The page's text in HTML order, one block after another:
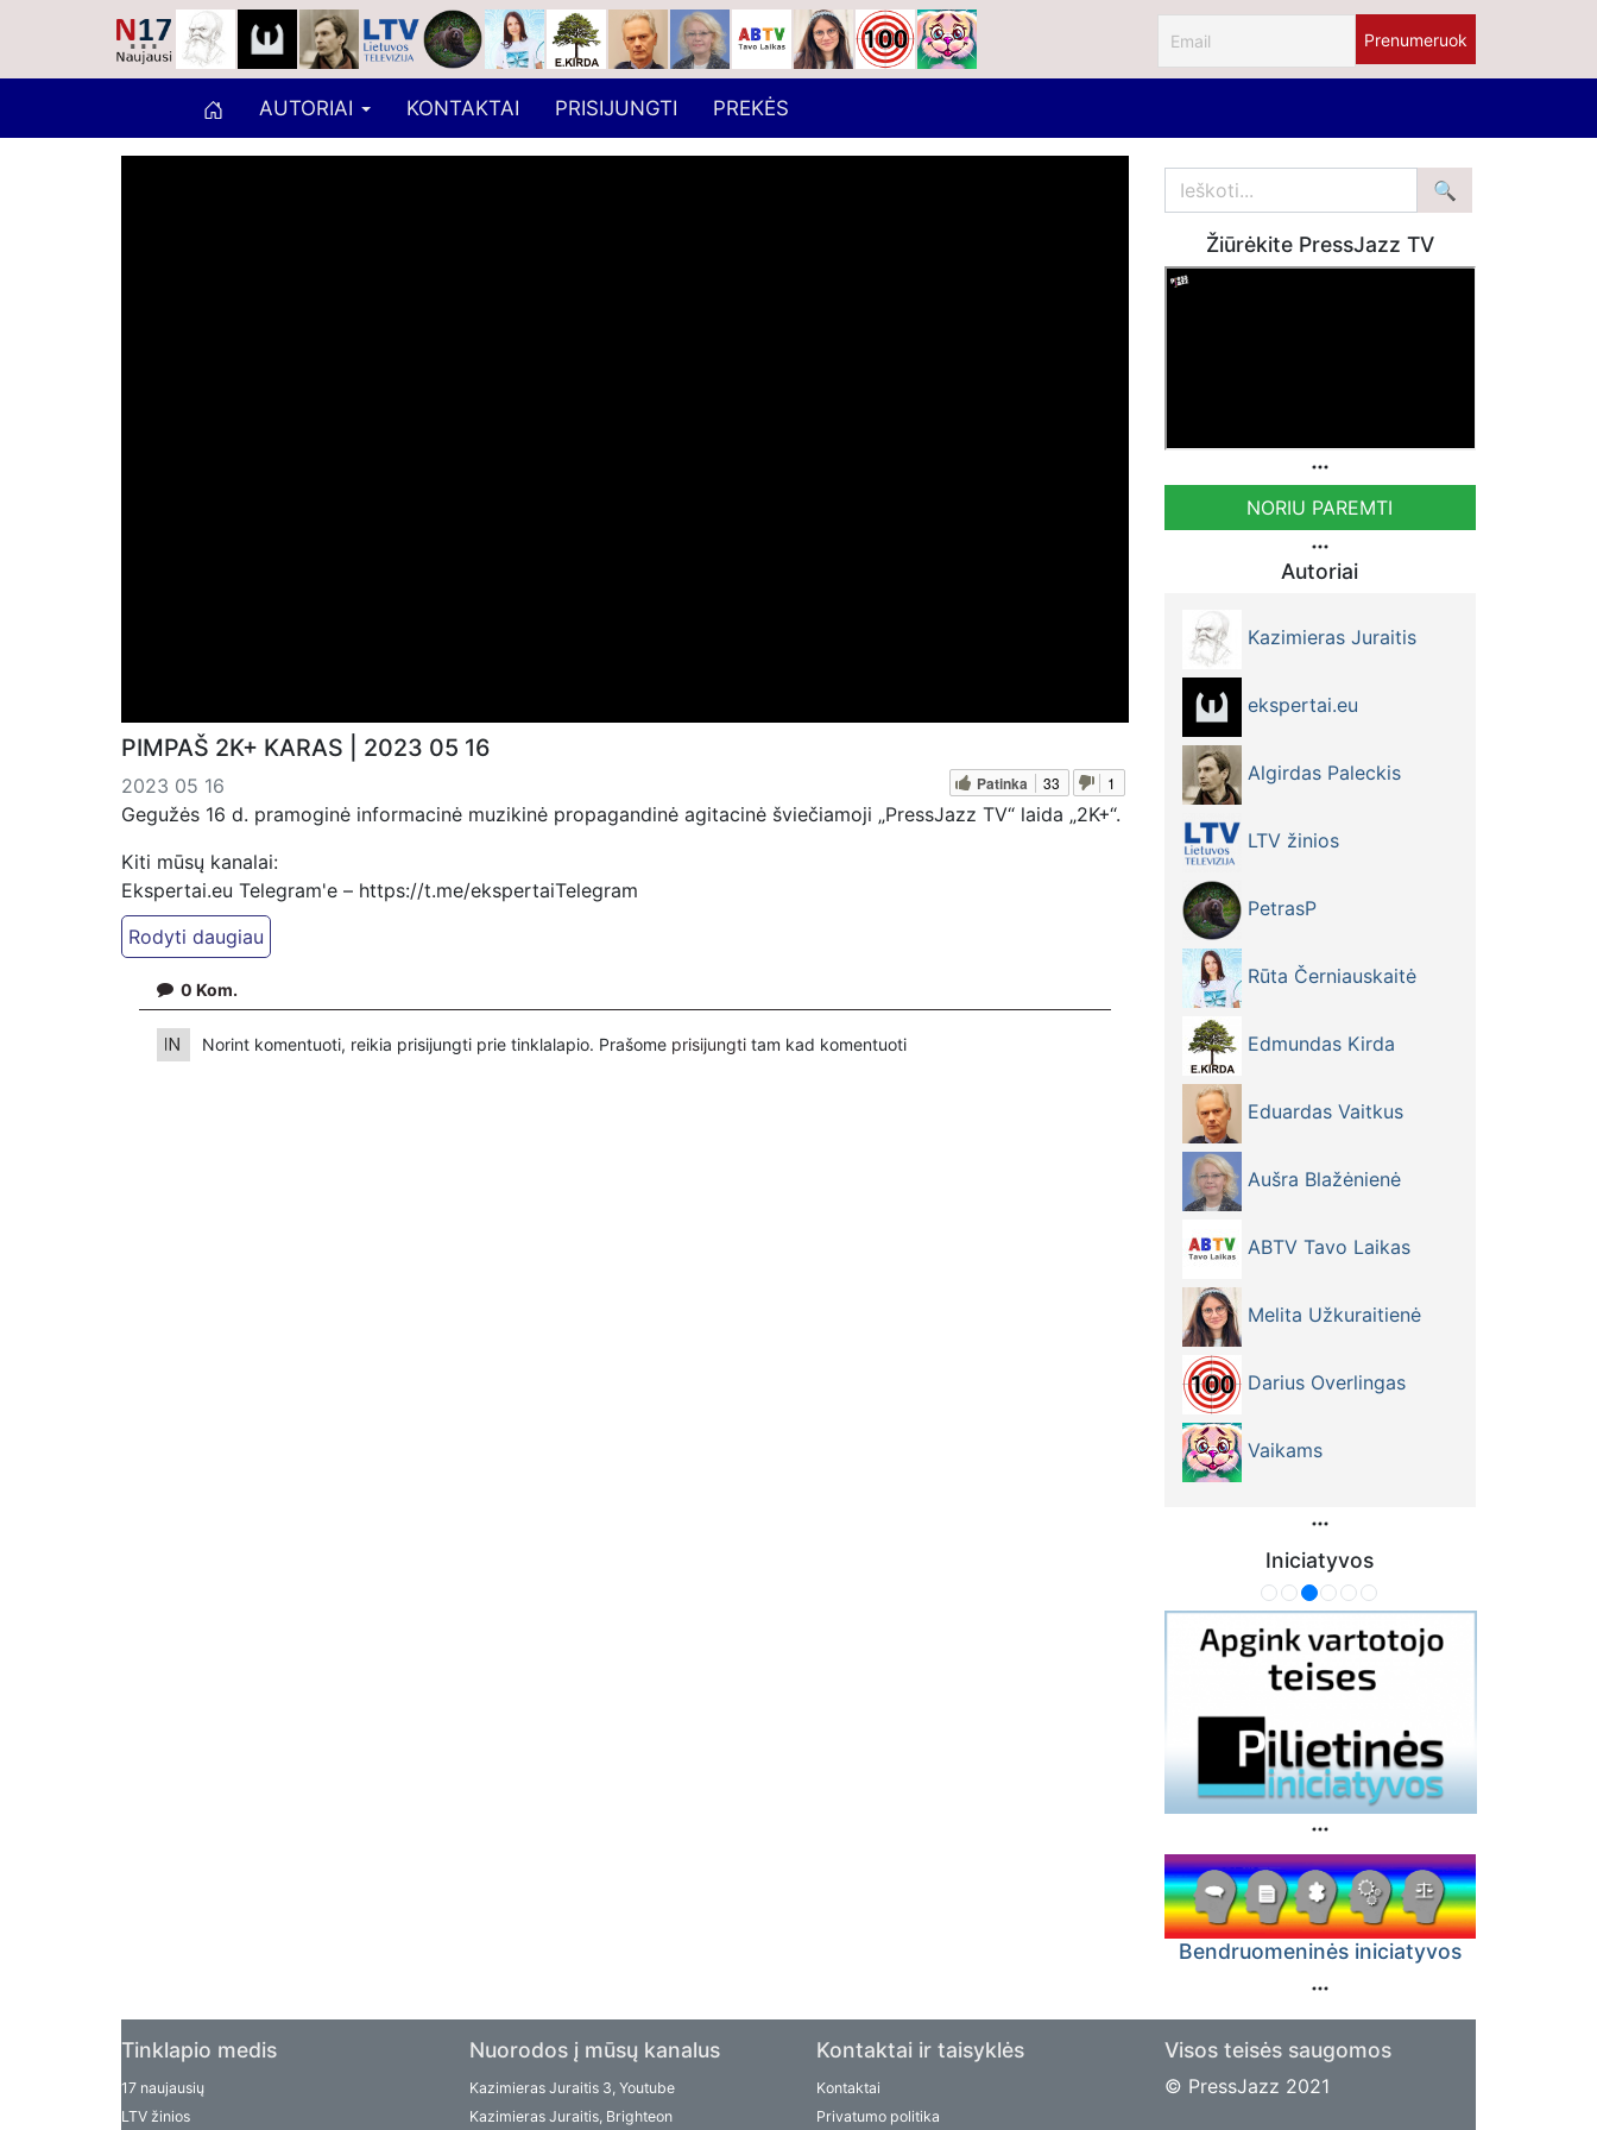
AUTORIAI KONTAKTAI PRISIJUNGTI PREKĖS
PIMPAŠ 2K+ KARAS | 2023 05 16
2023 05 16 Patinka 33 1
Gegužės 16 d. pramoginė informacinė muzikinė propagandinė agitacinė šviečiamoji „PressJazz TV“ laida „2K+“.
Kiti mūsų kanalai:
Ekspertai.eu Telegram'e – https://t.me/ekspertaiTelegram
PressJazz TV Telegram: https://t.me/pressjazztv
Dailymotion: https://www.dailymotion.com/ekspertai
https://www.pressjazz.tv
https://www.ekspertai.eu
0 Kom.
Norint komentuoti, reikia prisijungti prie tinklalapio. Prašome prisijungti tam kad komentuoti
Žiūrėkite PressJazz TV
NORIU PAREMTI
Autoriai
Kazimieras Juraitis
ekspertai.eu
Algirdas Paleckis
LTV žinios
PetrasP
Rūta Černiauskaitė
Edmundas Kirda
Eduardas Vaitkus
Aušra Blažėnienė
ABTV Tavo Laikas
Melita Užkuraitienė
Darius Overlingas
Vaikams
Iniciatyvos
Bendruomeninės iniciatyvos
Tinklapio medis
17 naujausių
LTV žinios
Nuorodos į mūsų kanalus
Kazimieras Juraitis 3, Youtube
Kazimieras Juraitis, Brighteon
Kontaktai ir taisyklės
Kontaktai
Privatumo politika
Visos teisės saugomos
© PressJazz 2021